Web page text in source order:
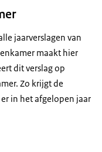
jaarverslagen van
maakt hier
dit verslag op
Zo krijgt de
in het afgelopen jaar